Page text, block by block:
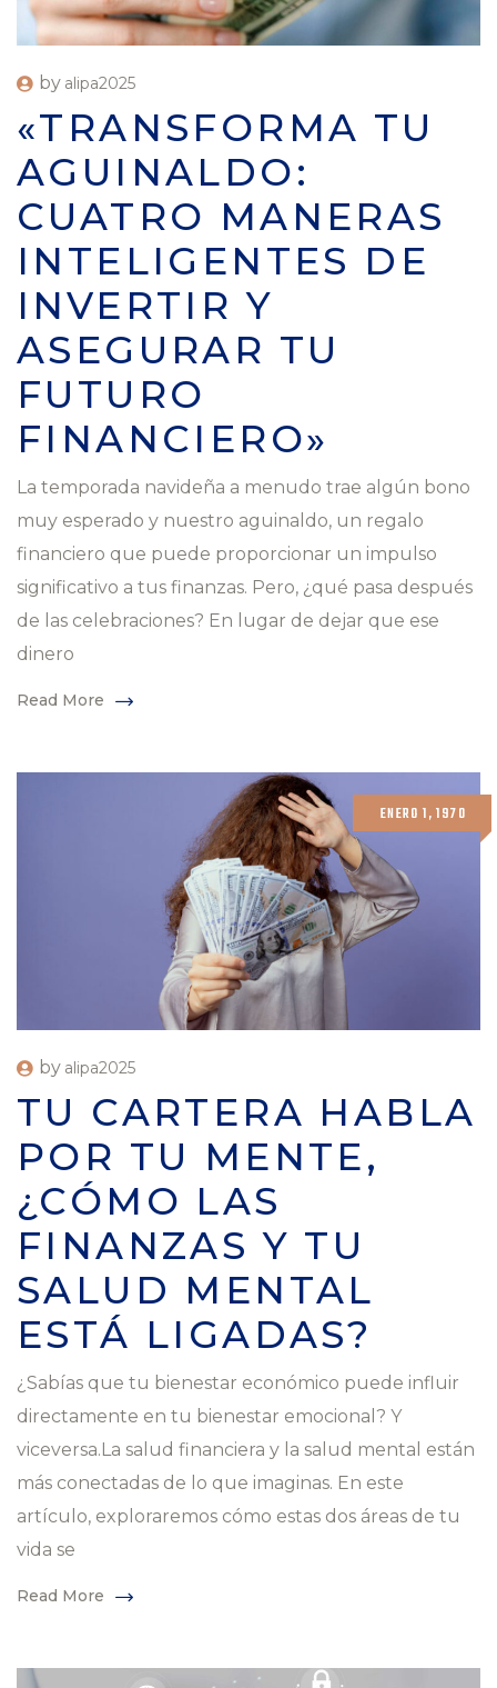
by alipa2025
«TRANSFORMA TU
AGUINALDO:
CUATRO MANERAS
INTELIGENTES DE
INVERTIR Y
ASEGURAR TU
FUTURO
FINANCIERO»
La temporada navideña a menudo trae algún bono
muy esperado y nuestro aguinaldo, un regalo
financiero que puede proporcionar un impulso
significativo a tus finanzas. Pero, ¿qué pasa después
de las celebraciones? En lugar de dejar que ese
dinero
Read More
ENERO 1, 1970
by alipa2025
TU CARTERA HABLA
POR TU MENTE,
¿CÓMO LAS
FINANZAS Y TU
SALUD MENTAL
ESTÁ LIGADAS?
¿Sabías que tu bienestar económico puede influir
directamente en tu bienestar emocional? Y
viceversa.La salud financiera y la salud mental están
más conectadas de lo que imaginas. En este
artículo, exploraremos cómo estas dos áreas de tu
vida se
Read More